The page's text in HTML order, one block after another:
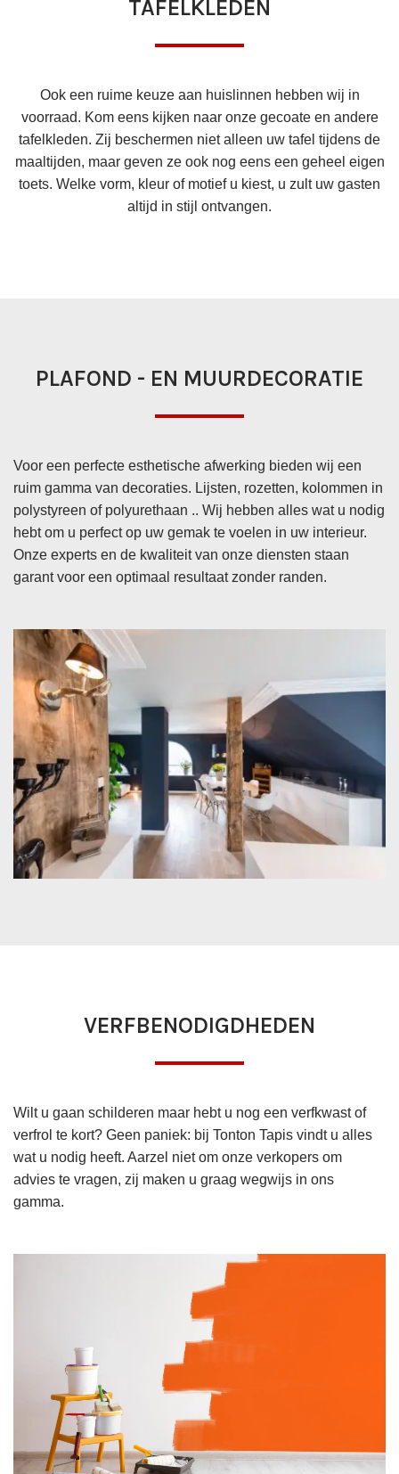
TAFELKLEDEN
Ook een ruime keuze aan huislinnen hebben wij in
voorraad. Kom eens kijken naar onze gecoate en andere
tafelkleden. Zij beschermen niet alleen uw tafel tijdens de
maaltijden, maar geven ze ook nog eens een geheel eigen
toets. Welke vorm, kleur of motief u kiest, u zult uw gasten
altijd in stijl ontvangen.
PLAFOND - EN MUURDECORATIE
Voor een perfecte esthetische afwerking bieden wij een
ruim gamma van decoraties. Lijsten, rozetten, kolommen in
polystyreen of polyurethaan .. Wij hebben alles wat u nodig
hebt om u perfect op uw gemak te voelen in uw interieur.
Onze experts en de kwaliteit van onze diensten staan
garant voor een optimaal resultaat zonder randen.
VERFBENODIGDHEDEN
Wilt u gaan schilderen maar hebt u nog een verfkwast of
verfrol te kort? Geen paniek: bij Tonton Tapis vindt u alles
wat u nodig heeft. Aarzel niet om onze verkopers om
advies te vragen, zij maken u graag wegwijs in ons
gamma.